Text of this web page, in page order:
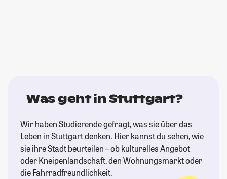
Was geht in Stuttgart?
Wir haben Studierende gefragt, was sie über das
Leben in Stuttgart denken. Hier kannst du sehen, wie
sie ihre Stadt beurteilen – ob kulturelles Angebot
oder Kneipenlandschaft, den Wohnungsmarkt oder
die Fahrradfreundlichkeit.